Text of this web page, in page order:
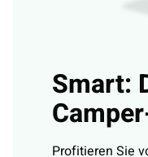
Smart:
Profitieren Sie